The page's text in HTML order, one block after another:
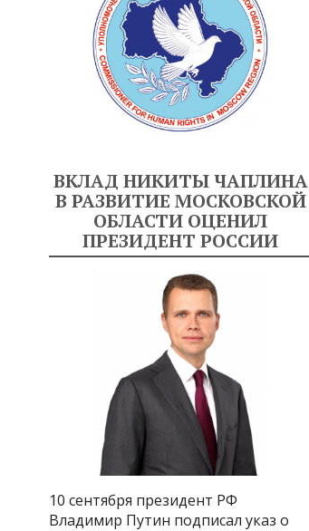
ВКЛАД НИКИТЫ ЧАПЛИНА
В РАЗВИТИЕ МОСКОВСКОЙ
ОБЛАСТИ ОЦЕНИЛ
ПРЕЗИДЕНТ РОССИИ
10 сентября президент РФ
Владимир Путин подписал указ о